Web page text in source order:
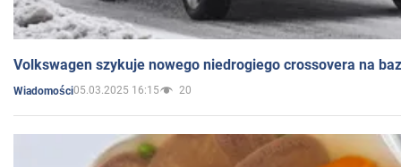
Volkswagen szykuje nowego niedrogiego crossovera na
Wiadomości05.03.2025 16:15 20